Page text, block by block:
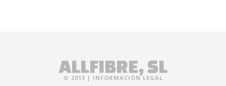
ALLFIBRE, SL
© 2013 | INFORMACIÓN LEGAL